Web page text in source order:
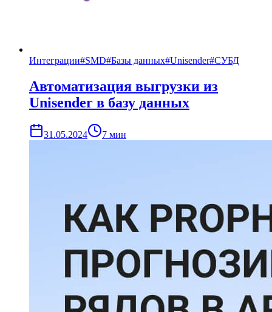
Интеграции#SMD#Базы данных#Unisender#СУБД
Автоматизация выгрузки из
Unisender в базу данных
31.05.2024 7 мин